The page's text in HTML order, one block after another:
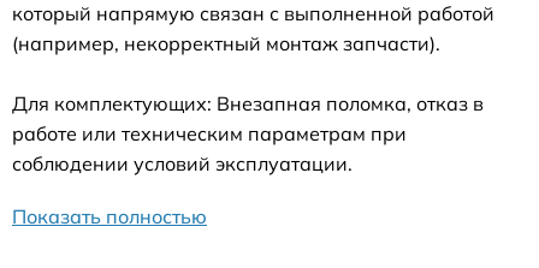
который напрямую связан с выполненной работой
(например, некорректный монтаж запчасти).
Для комплектующих: Внезапная поломка, отказ в
работе или техническим параметрам при
соблюдении условий эксплуатации.
Показать полностью